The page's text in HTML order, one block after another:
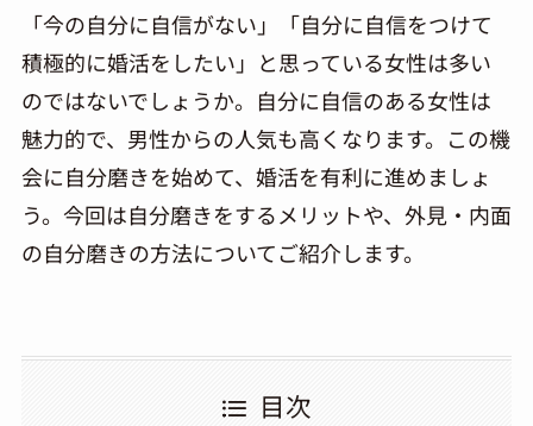
「今の自分に自信がない」「自分に自信をつけて
積極的に婚活をしたい」と思っている女性は多い
のではないでしょうか。自分に自信のある女性は
魅力的で、男性からの人気も高くなります。この機
会に自分磨きを始めて、婚活を有利に進めましょ
う。今回は自分磨きをするメリットや、外見・内面
の自分磨きの方法についてご紹介します。
目次